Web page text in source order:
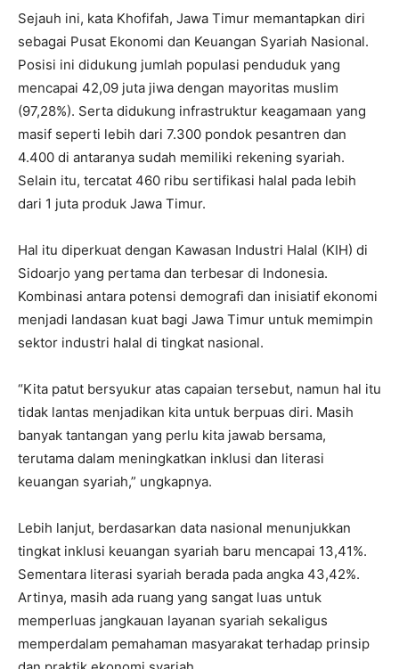
Sejauh ini, kata Khofifah, Jawa Timur memantapkan diri
sebagai Pusat Ekonomi dan Keuangan Syariah Nasional.
Posisi ini didukung jumlah populasi penduduk yang
mencapai 42,09 juta jiwa dengan mayoritas muslim
(97,28%). Serta didukung infrastruktur keagamaan yang
masif seperti lebih dari 7.300 pondok pesantren dan
4.400 di antaranya sudah memiliki rekening syariah.
Selain itu, tercatat 460 ribu sertifikasi halal pada lebih
dari 1 juta produk Jawa Timur.
Hal itu diperkuat dengan Kawasan Industri Halal (KIH) di
Sidoarjo yang pertama dan terbesar di Indonesia.
Kombinasi antara potensi demografi dan inisiatif ekonomi
menjadi landasan kuat bagi Jawa Timur untuk memimpin
sektor industri halal di tingkat nasional.
“Kita patut bersyukur atas capaian tersebut, namun hal itu
tidak lantas menjadikan kita untuk berpuas diri. Masih
banyak tantangan yang perlu kita jawab bersama,
terutama dalam meningkatkan inklusi dan literasi
keuangan syariah,” ungkapnya.
Lebih lanjut, berdasarkan data nasional menunjukkan
tingkat inklusi keuangan syariah baru mencapai 13,41%.
Sementara literasi syariah berada pada angka 43,42%.
Artinya, masih ada ruang yang sangat luas untuk
memperluas jangkauan layanan syariah sekaligus
memperdalam pemahaman masyarakat terhadap prinsip